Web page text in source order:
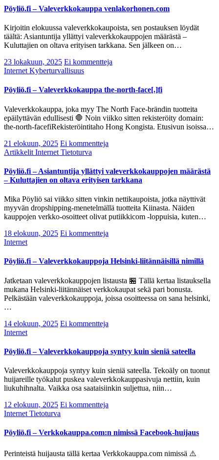
Pöyliö.fi – Valeverkkokauppa venlakorhonen.com
Kirjoitin elokuussa valeverkkokaupoista, sen postauksen löydät
täältä: Asiantuntija yllättyi valeverkkokauppojen määrästä –
Kuluttajien on oltava erityisen tarkkana. Sen jälkeen on…
23 lokakuun, 2025 Ei kommentteja
Internet Kyberturvallisuus
Pöyliö.fi – Valeverkkokauppa the-north-face[.]fi
Valeverkkokauppa, joka myy The North Face-brändin tuotteita
epäilyttävän edullisesti 🛑 Noin viikko sitten rekisteröity domain:
the-north-facefiRekisteröintitaho Hong Kongista. Etusivun isoissa…
21 elokuun, 2025 Ei kommentteja
Artikkelit Internet Tietoturva
Pöyliö.fi – Asiantuntija yllättyi valeverkkokauppojen määrästä
– Kuluttajien on oltava erityisen tarkkana
Mika Pöyliö sai viikko sitten vinkin nettikaupoista, jotka näyttivät
myyvän dropshipping-menetelmällä tuotteita Kiinasta. Näiden
kauppojen verkko-osoitteet olivat putiikkicom -loppuisia, kuten…
18 elokuun, 2025 Ei kommentteja
Internet
Pöyliö.fi – Valeverkkokauppoja Helsinki-liitännäisillä nimillä
Jatketaan valeverkkokauppojen listausta 🏪 Tällä kertaa listauksella
mukana Helsinki-liitännäiset verkkokaupat sekä pari bonusta.
Pelkästään valeverkkokauppoja, joissa osoitteessa on sana helsinki,
…
14 elokuun, 2025 Ei kommentteja
Internet
Pöyliö.fi – Valeverkkokauppoja syntyy kuin sieniä sateella
Valeverkkokauppoja syntyy kuin sieniä sateella. Tekoäly on tuonut
huijareille työkalut puskea valeverkkokauppasivuja nettiin, kuin
liukuhihnalta. Vaikka osa saataisiinkin suljettua, niin…
12 elokuun, 2025 Ei kommentteja
Internet Tietoturva
Pöyliö.fi – Verkkokauppa.com:n nimissä Facebook-huijaus
Perinteistä huijausta tällä kertaa Verkkokauppa.com nimissä ⚠️